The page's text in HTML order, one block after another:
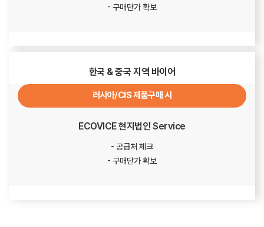
- 구매단가 확보
한국 & 중국 지역 바이어
러시아/CIS 제품구매 시
ECOVICE 현지법인 Service
- 공급처 체크
- 구매단가 확보